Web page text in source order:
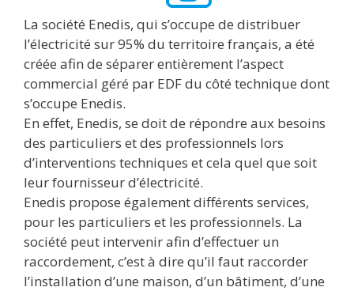
La société Enedis, qui s’occupe de distribuer
l’électricité sur 95% du territoire français, a été
créée afin de séparer entièrement l’aspect
commercial géré par EDF du côté technique dont
s’occupe Enedis.
En effet, Enedis, se doit de répondre aux besoins
des particuliers et des professionnels lors
d’interventions techniques et cela quel que soit
leur fournisseur d’électricité.
Enedis propose également différents services,
pour les particuliers et les professionnels. La
société peut intervenir afin d’effectuer un
raccordement, c’est à dire qu’il faut raccorder
l’installation d’une maison, d’un bâtiment, d’une